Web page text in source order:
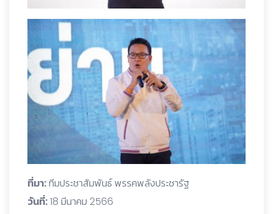
ที่มา:ทีมประชาสัมพันธ์ พรรคพลังประชารัฐ
วันที่:18 มีนาคม 2566